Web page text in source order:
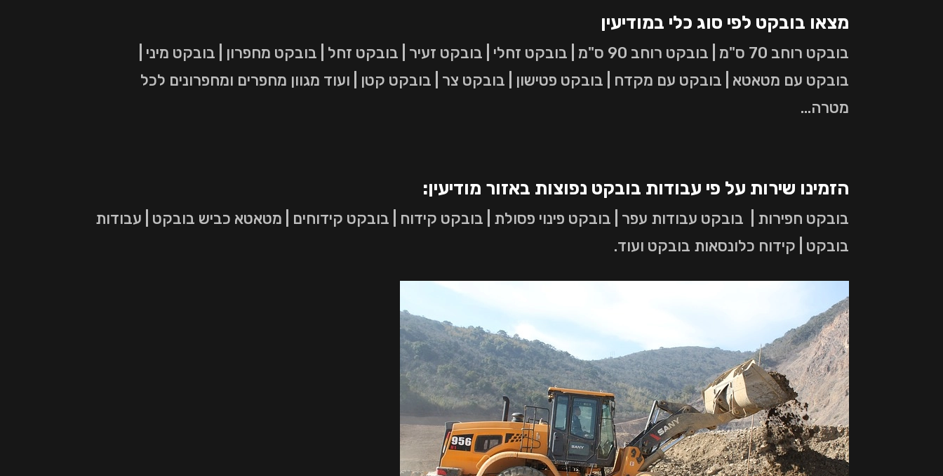
מצאו בובקט לפי סוג כלי במודיעין
בובקט רוחב 70 ס"מ | בובקט רוחב 90 ס"מ | בובקט זחלי | בובקט זעיר | בובקט זחל | בובקט מחפרון | בובקט מיני |
בובקט עם מטאטא | בובקט עם מקדח | בובקט פטישון | בובקט צר | בובקט קטן | ועוד מגוון מחפרים ומחפרונים לכל
מטרה…
הזמינו שירות על פי עבודות בובקט נפוצות באזור מודיעין:
בובקט חפירות | בובקט עבודות עפר | בובקט פינוי פסולת | בובקט קידוח | בובקט קידוחים | מטאטא כביש בובקט | עבודות
בובקט | קידוח כלונסאות בובקט ועוד.